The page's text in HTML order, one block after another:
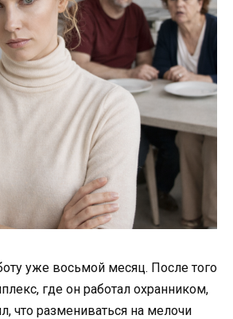
уже восьмой месяц. После того
где он работал охранником,
что размениваться на мелочи